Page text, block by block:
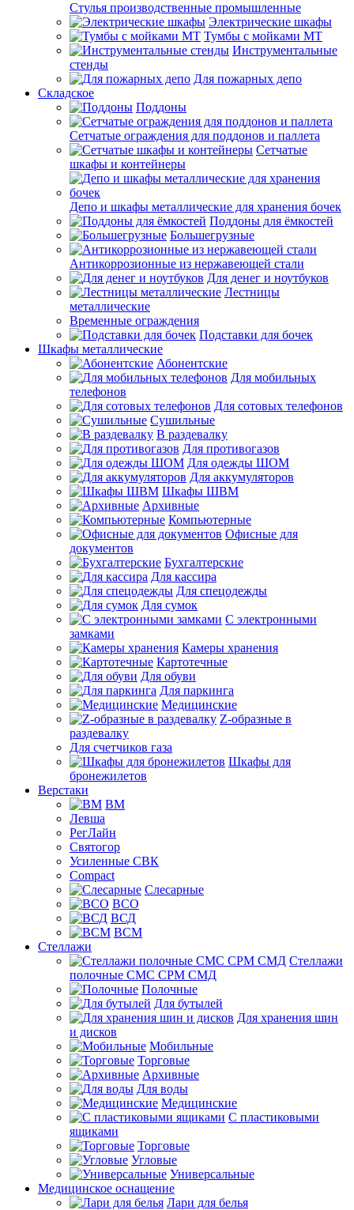
Стулья производственные промышленные
Электрические шкафы
Тумбы с мойками МТ
Инструментальные
стенды
Для пожарных депо
Складское
Поддоны
Сетчатые ограждения для поддонов и паллета
Сетчатые
шкафы и контейнеры
Депо и шкафы металлические для хранения бочек
Поддоны для ёмкостей
Большегрузные
Антикоррозионные из нержавеющей стали
Для денег и ноутбуков
Лестницы
металлические
Временные ограждения
Подставки для бочек
Шкафы металлические
Абонентские
Для мобильных
телефонов
Для сотовых телефонов
Сушильные
В раздевалку
Для противогазов
Для одежды ШОМ
Для аккумуляторов
Шкафы ШВМ
Архивные
Компьютерные
Офисные для
документов
Бухгалтерские
Для кассира
Для спецодежды
Для сумок
С электронными
замками
Камеры хранения
Картотечные
Для обуви
Для паркинга
Медицинские
Z-образные в
раздевалку
Для счетчиков газа
Шкафы для
бронежилетов
Верстаки
ВМ
Левша
РегЛайн
Святогор
Усиленные СВК
Compact
Слесарные
ВСО
ВСД
ВСМ
Стеллажи
Стеллажи
полочные СМС СРМ СМД
Полочные
Для бутылей
Для хранения шин
и дисков
Мобильные
Торговые
Архивные
Для воды
Медицинские
С пластиковыми
ящиками
Торговые
Угловые
Универсальные
Медицинское оснащение
Лари для белья